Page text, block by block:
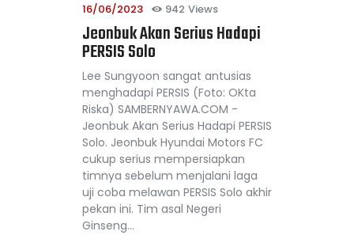
16/06/2023 942 Views
Jeonbuk Akan Serius Hadapi
PERSIS Solo
Lee Sungyoon sangat antusias
menghadapi PERSIS (Foto: OKta
Riska) SAMBERNYAWA.COM -
Jeonbuk Akan Serius Hadapi PERSIS
Solo. Jeonbuk Hyundai Motors FC
cukup serius mempersiapkan
timnya sebelum menjalani laga
uji coba melawan PERSIS Solo akhir
pekan ini. Tim asal Negeri
Ginseng…